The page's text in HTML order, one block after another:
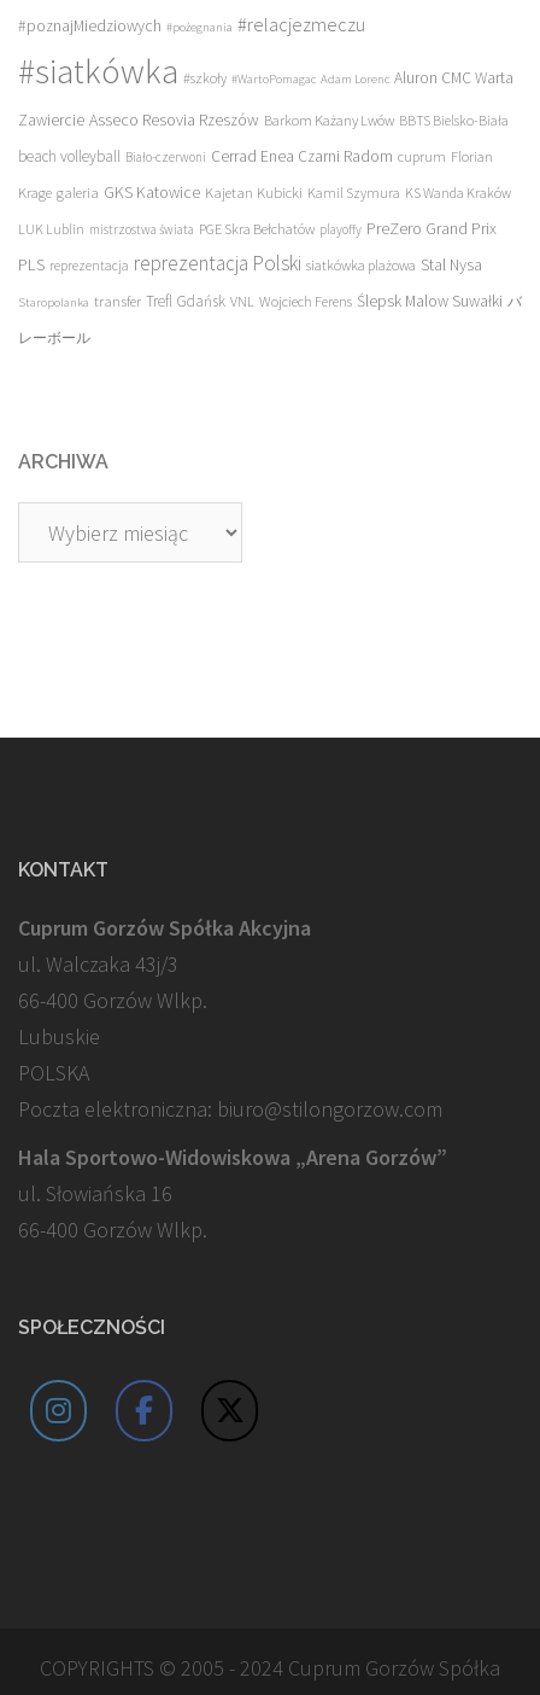
#poznajMiedziowych #pożegnania #relacjezmeczu
#siatkówka #szkoły #WartoPomagac Adam Lorenc Aluron CMC Warta
Zawiercie Asseco Resovia Rzeszów Barkom Każany Lwów BBTS Bielsko-Biała
beach volleyball Biało-czerwoni Cerrad Enea Czarni Radom cuprum Florian
Krage galeria GKS Katowice Kajetan Kubicki Kamil Szymura KS Wanda Kraków
LUK Lublin mistrzostwa świata PGE Skra Bełchatów playoffy PreZero Grand Prix
PLS reprezentacja reprezentacja Polski siatkówka plażowa Stal Nysa
Staropolanka transfer Trefl Gdańsk VNL Wojciech Ferens Ślepsk Malow Suwałki バ
レーボール
ARCHIWA
Archiwa
KONTAKT
Cuprum Gorzów Spółka Akcyjna
ul. Walczaka 43j/3
66-400 Gorzów Wlkp.
Lubuskie
POLSKA
Poczta elektroniczna: biuro@stilongorzow.com
Hala Sportowo-Widowiskowa „Arena Gorzów”
ul. Słowiańska 16
66-400 Gorzów Wlkp.
SPOŁECZNOŚCI
COPYRIGHTS © 2005 - 2024 Cuprum Gorzów Spółka